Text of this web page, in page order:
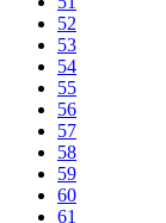
52
53
54
55
56
57
58
59
60
61